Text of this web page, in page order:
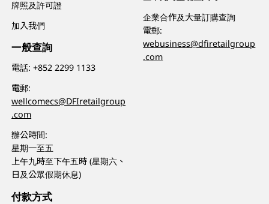
牌照及許可證
加入我們
一般查詢
電話:+852 2299 1133
電郵:
wellcomecs@DFIretailgroup
.com
辦公時間:
星期一至五
上午九時至下午五時 (星期六、
日及公眾假期休息)
企業合作及大量訂購查詢
電郵:
webusiness@dfiretailgroup
.com
付款方式